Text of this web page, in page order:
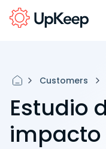
Customers
Estudio